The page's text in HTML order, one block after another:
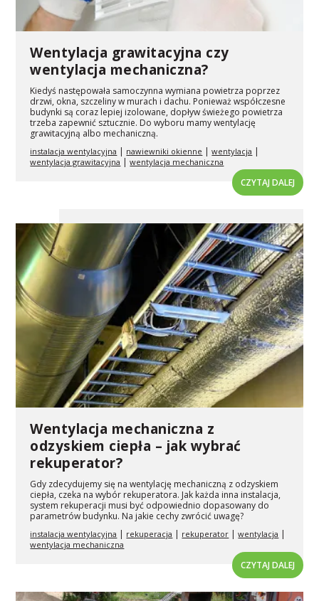
Wentylacja grawitacyjna czy
wentylacja mechaniczna?
Kiedyś następowała samoczynna wymiana powietrza poprzez
drzwi, okna, szczeliny w murach i dachu. Ponieważ współczesne
budynki są coraz lepiej izolowane, dopływ świeżego powietrza
trzeba zapewnić sztucznie. Do wyboru mamy wentylację
grawitacyjną albo mechaniczną.
instalacja wentylacyjna | nawiewniki okienne |wentylacja |
wentylacja grawitacyjna |wentylacja mechaniczna
CZYTAJ DALEJ
Wentylacja mechaniczna z
odzyskiem ciepła – jak wybrać
rekuperator?
Gdy zdecydujemy się na wentylację mechaniczną z odzyskiem
ciepła, czeka na wybór rekuperatora. Jak każda inna instalacja,
system rekuperacji musi być odpowiednio dopasowany do
parametrów budynku. Na jakie cechy zwrócić uwagę?
instalacja wentylacyjna | rekuperacja | rekuperator |wentylacja |
wentylacja mechaniczna
CZYTAJ DALEJ